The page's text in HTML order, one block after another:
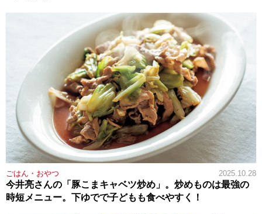
ごはん・おやつ 2025.10.28
今井亮さんの「豚こまキャベツ炒め」。炒めものは最強の
時短メニュー。下ゆでで子どもも食べやすく！